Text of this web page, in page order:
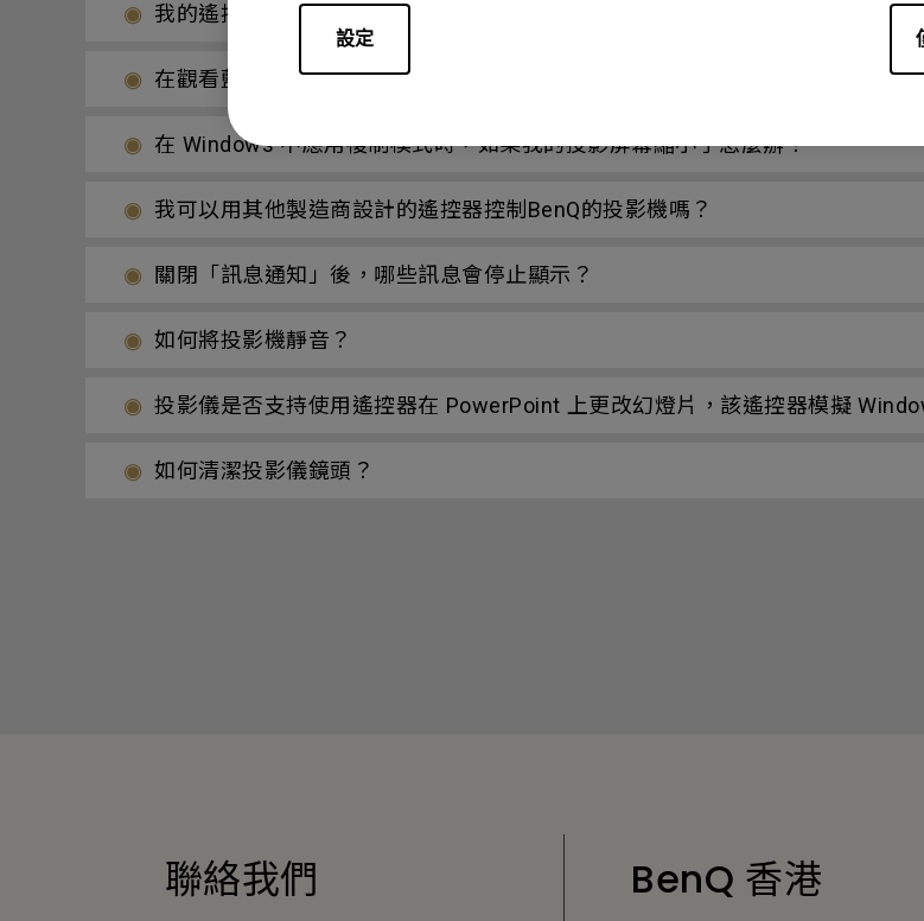
設定
我的遙控器無法使用，該如何解決？
在觀看藍光 3D 影片時，如何避免 DLP Link 訊號失去同步？
在 Windows 中應用複制模式時，如果我的投影屏幕縮小了怎麼辦？
我可以用其他製造商設計的遙控器控制BenQ的投影機嗎？
關閉「訊息通知」後，哪些訊息會停止顯示？
如何將投影機靜音？
投影儀是否支持使用遙控器在 PowerPoint 上更改幻燈片，該遙控器模擬
如何清潔投影儀鏡頭？
聯絡我們 BenQ 香港